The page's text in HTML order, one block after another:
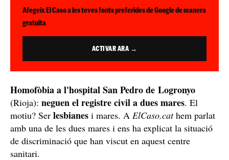
Afegeix El Caso a les teves fonts preferides de Google de manera
gratuïta
ACTIVAR ARA →
Homofòbia a l'hospital San Pedro de Logronyo
(Rioja): neguen el registre civil a dues mares. El
motiu? Ser lesbianes i mares. A ElCaso.cathem parlat
amb una de les dues mares i ens ha explicat la situació
de discriminació que han viscut en aquest centre
sanitari.